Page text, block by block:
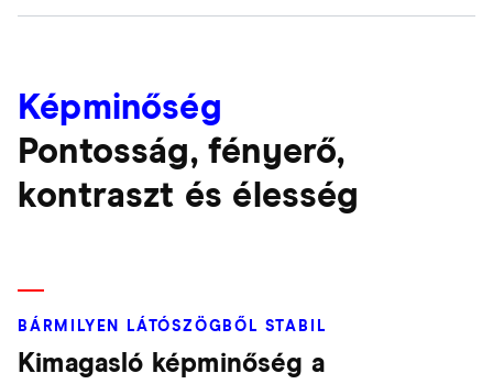
Képminőség
Pontosság, fényerő,
kontraszt és élesség
BÁRMILYEN LÁTÓSZÖGBŐL STABIL
Kimagasló képminőség a